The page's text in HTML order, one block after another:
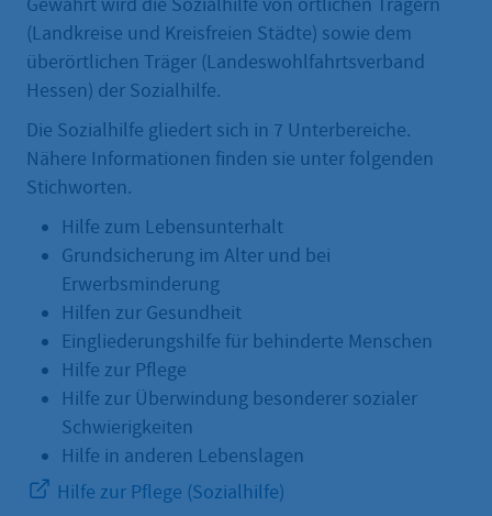
Gewährt wird die Sozialhilfe von örtlichen Trägern
(Landkreise und Kreisfreien Städte) sowie dem
überörtlichen Träger (Landeswohlfahrtsverband
Hessen) der Sozialhilfe.
Die Sozialhilfe gliedert sich in 7 Unterbereiche.
Nähere Informationen finden sie unter folgenden
Stichworten.
Hilfe zum Lebensunterhalt
Grundsicherung im Alter und bei
Erwerbsminderung
Hilfen zur Gesundheit
Eingliederungshilfe für behinderte Menschen
Hilfe zur Pflege
Hilfe zur Überwindung besonderer sozialer
Schwierigkeiten
Hilfe in anderen Lebenslagen
Hilfe zur Pflege (Sozialhilfe)